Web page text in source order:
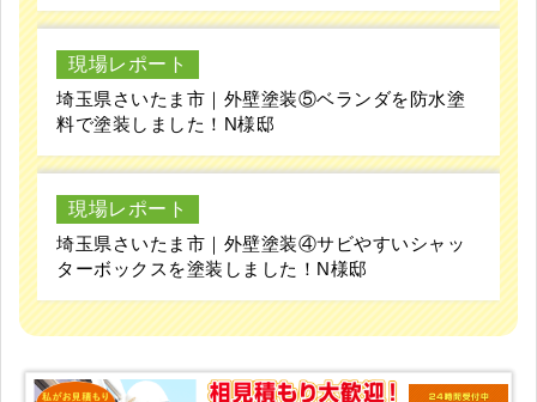
現場レポート
埼玉県さいたま市｜外壁塗装⑤ベランダを防水塗
料で塗装しました！N様邸
現場レポート
埼玉県さいたま市｜外壁塗装④サビやすいシャッ
ターボックスを塗装しました！N様邸